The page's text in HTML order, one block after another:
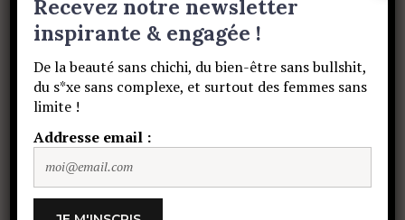
PORTRAITS
TristanLopin:son
nouveauspectacle
« Irréprochable »
estunebombe
Recevez notre newsletter
inspirante & engagée !
De la beauté sans chichi, du bien-être sans bullshit,
du s*xe sans complexe, et surtout des femmes sans
limite !
Addresse email :